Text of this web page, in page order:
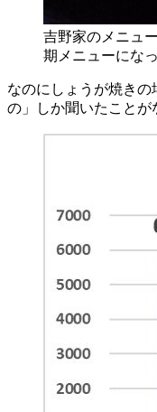
吉野家のメニュ
期メニューにな
なのにしょうが焼き
の」しか聞いたことが